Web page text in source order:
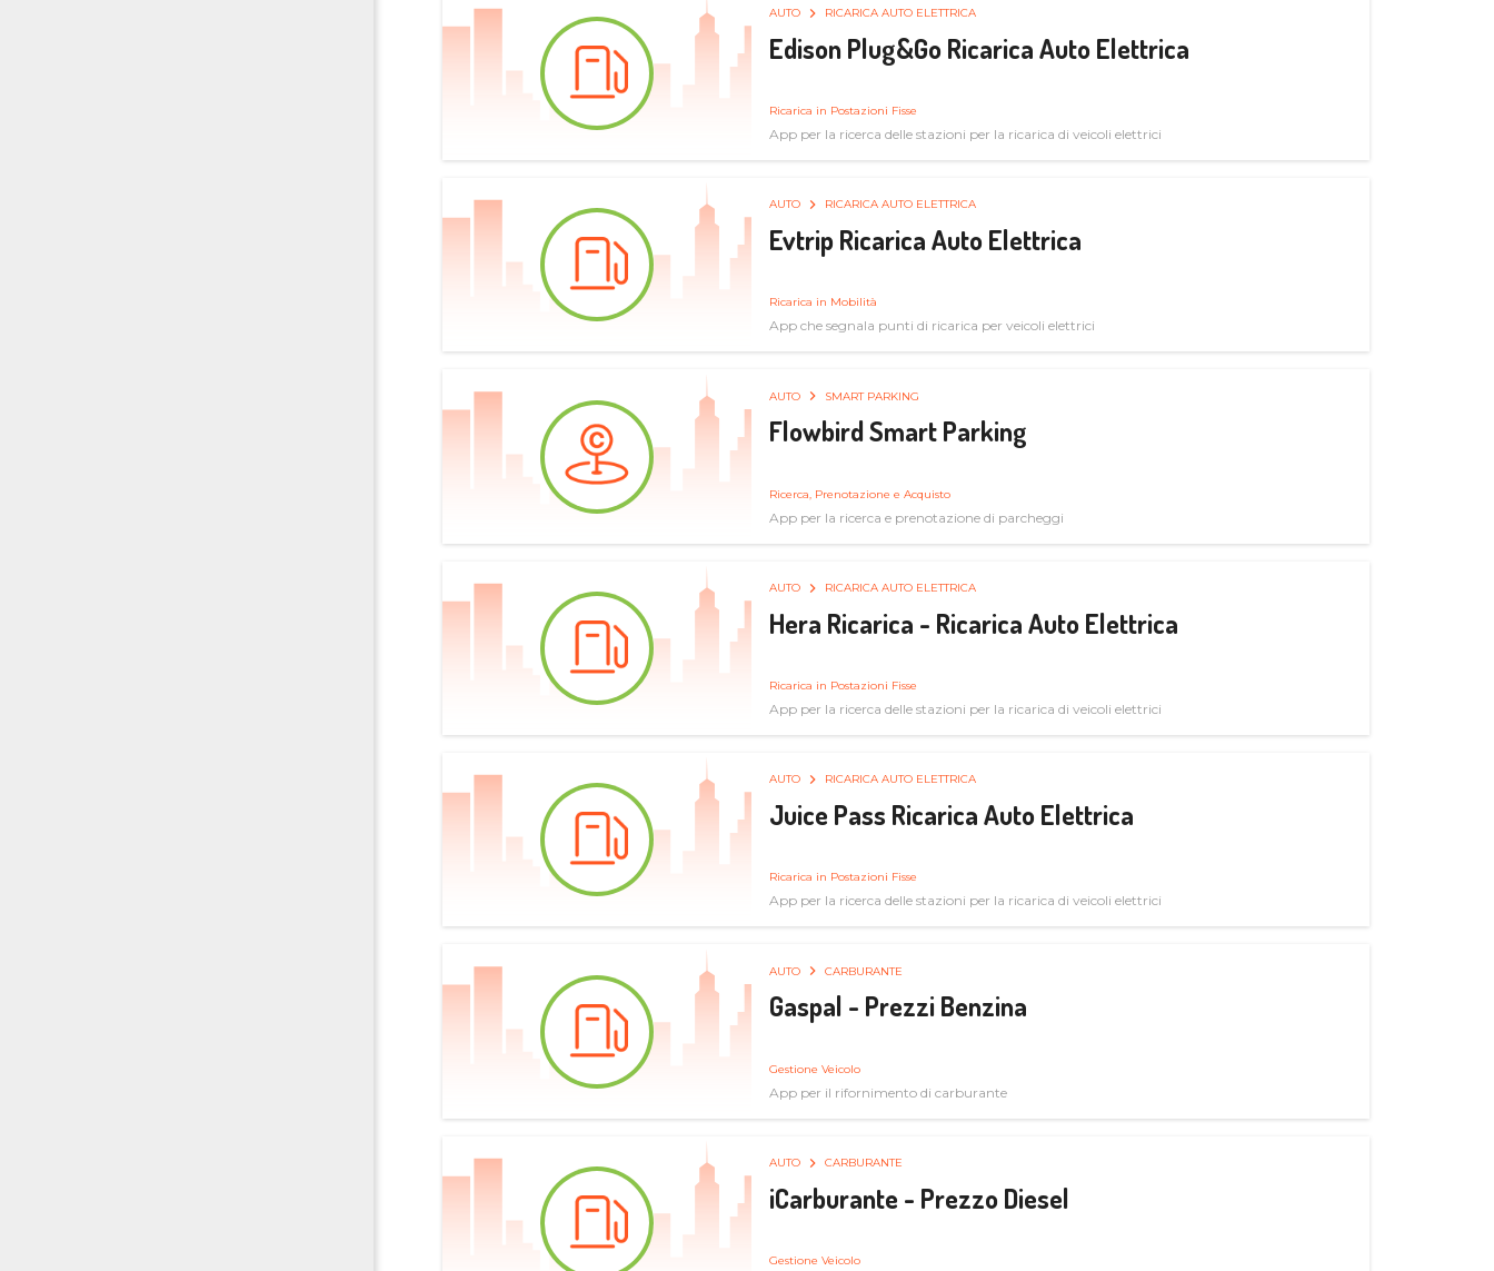
AUTO RICARICA AUTO ELETTRICA
Edison Plug&Go Ricarica Auto Elettrica
Ricarica in Postazioni Fisse
App per la ricerca delle stazioni per la ricarica di veicoli elettrici
AUTO RICARICA AUTO ELETTRICA
Evtrip Ricarica Auto Elettrica
Ricarica in Mobilità
App che segnala punti di ricarica per veicoli elettrici
AUTO SMART PARKING
Flowbird Smart Parking
Ricerca, Prenotazione e Acquisto
App per la ricerca e prenotazione di parcheggi
AUTO RICARICA AUTO ELETTRICA
Hera Ricarica - Ricarica Auto Elettrica
Ricarica in Postazioni Fisse
App per la ricerca delle stazioni per la ricarica di veicoli elettrici
AUTO RICARICA AUTO ELETTRICA
Juice Pass Ricarica Auto Elettrica
Ricarica in Postazioni Fisse
App per la ricerca delle stazioni per la ricarica di veicoli elettrici
AUTO CARBURANTE
Gaspal - Prezzi Benzina
Gestione Veicolo
App per il rifornimento di carburante
AUTO CARBURANTE
iCarburante - Prezzo Diesel
Gestione Veicolo